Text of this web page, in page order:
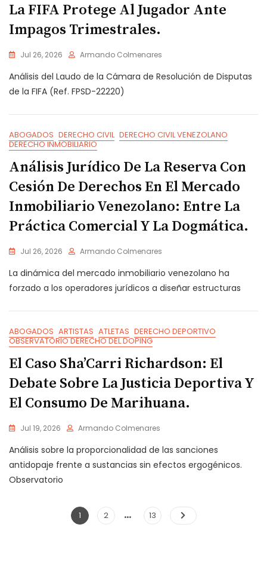
La FIFA Protege Al Jugador Ante
Impagos Trimestrales.
Jul 26, 2026 Armando Colmenares
Análisis del Laudo de la Cámara de Resolución de Disputas
de la FIFA (Ref. FPSD-22220)
ABOGADOS DERECHO CIVIL DERECHO CIVIL VENEZOLANO
DERECHO INMOBILIARIO
Análisis Jurídico De La Reserva Con
Cesión De Derechos En El Mercado
Inmobiliario Venezolano: Entre La
Práctica Comercial Y La Dogmática.
Jul 26, 2026 Armando Colmenares
La dinámica del mercado inmobiliario venezolano ha
forzado a los operadores jurídicos a diseñar estructuras
ABOGADOS ARTISTAS ATLETAS DERECHO DEPORTIVO
OBSERVATORIO DERECHO DEL DOPING
El Caso Sha’Carri Richardson: El
Debate Sobre La Justicia Deportiva Y
El Consumo De Marihuana.
Jul 19, 2026 Armando Colmenares
Análisis sobre la proporcionalidad de las sanciones
antidopaje frente a sustancias sin efectos ergogénicos.
Observatorio
Navegación
Page
1 Page
2 … Page
13